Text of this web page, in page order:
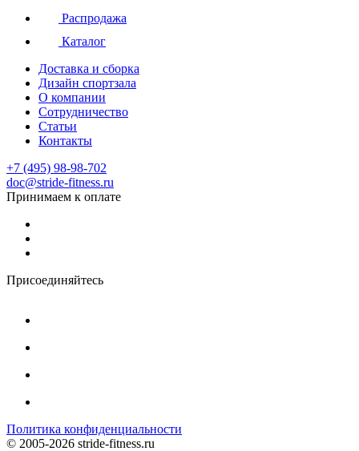
Распродажа
Каталог
Доставка и сборка
Дизайн спортзала
О компании
Сотрудничество
Статьи
Контакты
+7 (495) 98-98-702
doc@stride-fitness.ru
Принимаем к оплате
Присоединяйтесь
Политика конфиденциальности
© 2005-2026 stride-fitness.ru